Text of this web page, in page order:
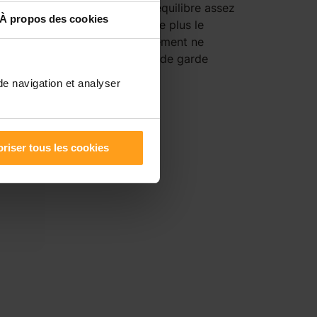
À propos des cookies
navigation et analyser
tous les cookies
ce qui peut créer un déséquilibre assez
de population est forte plus le
le Nord-Ouest du département ne
ville où la densité d’offres de garde
par km².